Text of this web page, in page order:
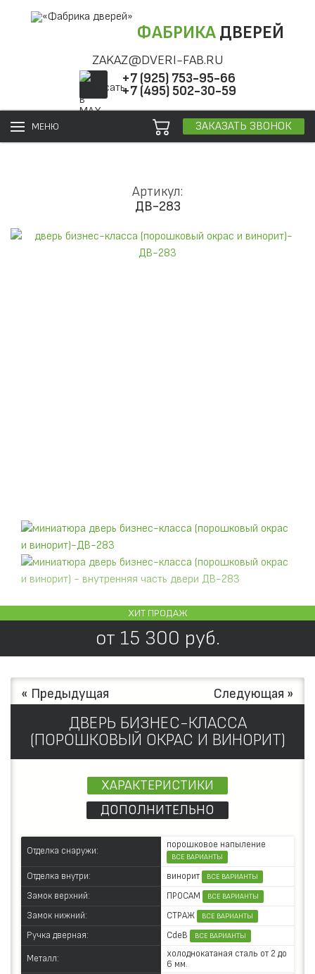
ФАБРИКАДВЕРЕЙ
ZAKAZ@DVERI-FAB.RU
+7 (925) 753-95-66
+7 (495) 502-30-59
МЕНЮ ЗАКАЗАТЬ ЗВОНОК
Артикул:
ДВ-283
ХИТ ПРОДАЖ
от 15 300 руб.
« Предыдущая Следующая »
ДВЕРЬ БИЗНЕС-КЛАССА
(ПОРОШКОВЫЙ ОКРАС И ВИНОРИТ)
ХАРАКТЕРИСТИКИ
ДОПОЛНИТЕЛЬНО
Отделка снаружи:
порошковое напыление
ВСЕ ВАРИАНТЫ
Отделка внутри: винорит ВСЕ ВАРИАНТЫ
Замок верхний: ПРОСАМ ВСЕ ВАРИАНТЫ
Замок нижний: СТРАЖ ВСЕ ВАРИАНТЫ
Ручка дверная: CdeB ВСЕ ВАРИАНТЫ
Металл:
холоднокатаная сталь от 2 до
6 мм.